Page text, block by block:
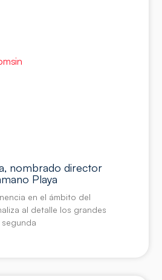
nombrado director
Playa
en el ámbito del
al detalle los grandes